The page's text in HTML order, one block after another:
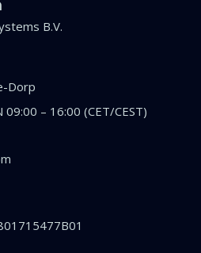
B.V.
Dorp
– 16:00 (CET/CEST)